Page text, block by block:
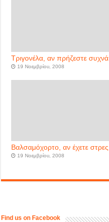
Τριγονέλα, αν πρήζεστε συχνά
19 Νοεμβρίου, 2008
Βαλσαμόχορτο, αν έχετε στρες
19 Νοεμβρίου, 2008
Find us on Facebook